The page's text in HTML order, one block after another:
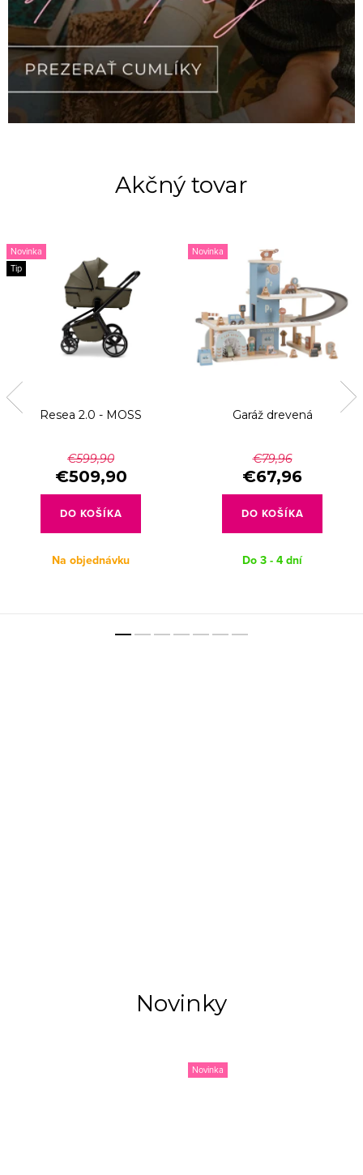
Akčný tovar
Novinka
Tip
Resea 2.0 - MOSS
€599,90
€509,90
DO KOŠÍKA
Na objednávku
Novinka
Garáž drevená
€79,96
€67,96
DO KOŠÍKA
Do 3 - 4 dní
Novinky
Novinka